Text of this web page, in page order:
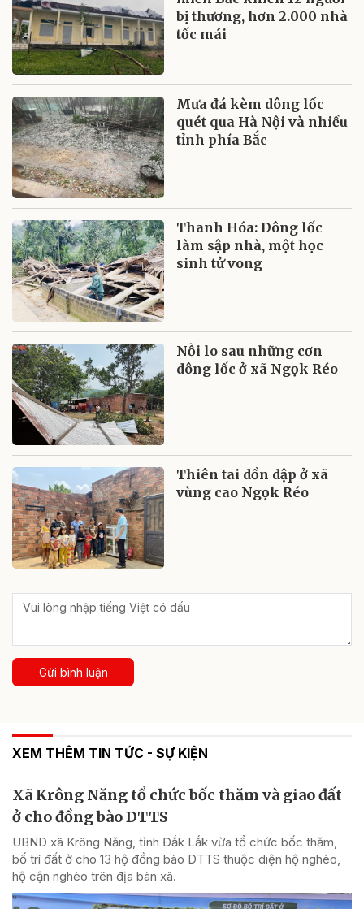
bị thương, hơn 2.000 nhà
tốc mái
Mưa đá kèm dông lốc
quét qua Hà Nội và nhiều
tỉnh phía Bắc
Thanh Hóa: Dông lốc
làm sập nhà, một học
sinh tử vong
Nỗi lo sau những cơn
dông lốc ở xã Ngọk Réo
Thiên tai dồn dập ở xã
vùng cao Ngọk Réo
Gửi bình luận
XEM THÊM TIN TỨC - SỰ KIỆN
Xã Krông Năng tổ chức bốc thăm và giao đất
ở cho đồng bào DTTS
UBND xã Krông Năng, tỉnh Đắk Lắk vừa tổ chức bốc thăm,
bố trí đất ở cho 13 hộ đồng bào DTTS thuộc diện hộ nghèo,
hộ cận nghèo trên địa bàn xã.